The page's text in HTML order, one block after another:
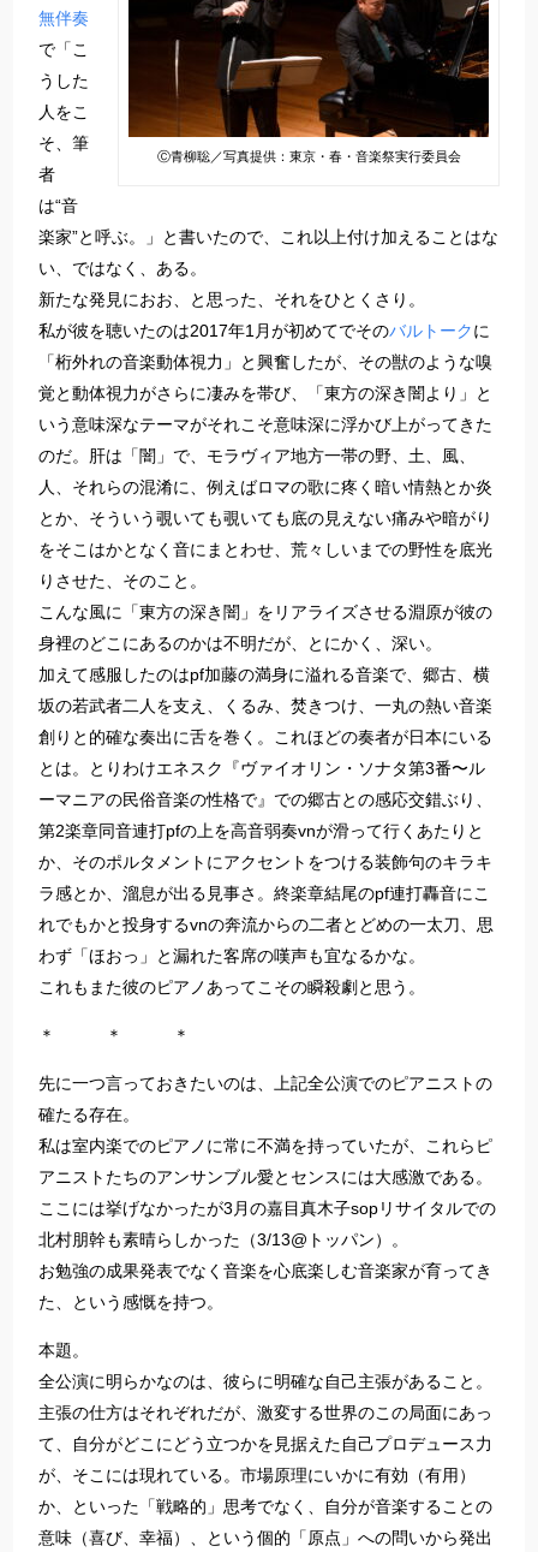
Ⓒ青柳聡／写真提供：東京・春・音楽祭実行委員会
無伴奏
で「こ
うした
人をこ
そ、筆
者
は“音
楽家”と呼ぶ。」と書いたので、これ以上付け加えることはな
い、ではなく、ある。
新たな発見におお、と思った、それをひとくさり。
私が彼を聴いたのは2017年1月が初めてでそのバルトークに
「桁外れの音楽動体視力」と興奮したが、その獣のような嗅
覚と動体視力がさらに凄みを帯び、「東方の深き闇より」と
いう意味深なテーマがそれこそ意味深に浮かび上がってきた
のだ。肝は「闇」で、モラヴィア地方一帯の野、土、風、
人、それらの混淆に、例えばロマの歌に疼く暗い情熱とか炎
とか、そういう覗いても覗いても底の見えない痛みや暗がり
をそこはかとなく音にまとわせ、荒々しいまでの野性を底光
りさせた、そのこと。
こんな風に「東方の深き闇」をリアライズさせる淵原が彼の
身裡のどこにあるのかは不明だが、とにかく、深い。
加えて感服したのはpf加藤の満身に溢れる音楽で、郷古、横
坂の若武者二人を支え、くるみ、焚きつけ、一丸の熱い音楽
創りと的確な奏出に舌を巻く。これほどの奏者が日本にいる
とは。とりわけエネスク『ヴァイオリン・ソナタ第3番〜ル
ーマニアの民俗音楽の性格で』での郷古との感応交錯ぶり、
第2楽章同音連打pfの上を高音弱奏vnが滑って行くあたりと
か、そのポルタメントにアクセントをつける装飾句のキラキ
ラ感とか、溜息が出る見事さ。終楽章結尾のpf連打轟音にこ
れでもかと投身するvnの奔流からの二者とどめの一太刀、思
わず「ほおっ」と漏れた客席の嘆声も宜なるかな。
これもまた彼のピアノあってこその瞬殺劇と思う。
＊ ＊ ＊
先に一つ言っておきたいのは、上記全公演でのピアニストの
確たる存在。
私は室内楽でのピアノに常に不満を持っていたが、これらピ
アニストたちのアンサンブル愛とセンスには大感激である。
ここには挙げなかったが3月の嘉目真木子sopリサイタルでの
北村朋幹も素晴らしかった（3/13@トッパン）。
お勉強の成果発表でなく音楽を心底楽しむ音楽家が育ってき
た、という感慨を持つ。
本題。
全公演に明らかなのは、彼らに明確な自己主張があること。
主張の仕方はそれぞれだが、激変する世界のこの局面にあっ
て、自分がどこにどう立つかを見据えた自己プロデュース力
が、そこには現れている。市場原理にいかに有効（有用）
か、といった「戦略的」思考でなく、自分が音楽することの
意味（喜び、幸福）、という個的「原点」への問いから発出